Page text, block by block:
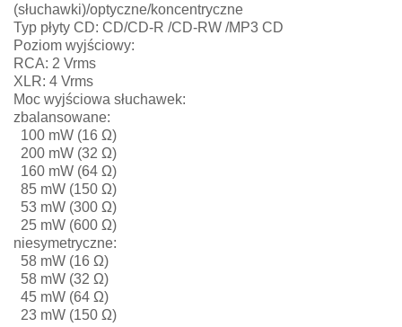
(słuchawki)/optyczne/koncentryczne
Typ płyty CD: CD/CD-R /CD-RW /MP3 CD
Poziom wyjściowy:
RCA: 2 Vrms
XLR: 4 Vrms
Moc wyjściowa słuchawek:
zbalansowane:
100 mW (16 Ω)
200 mW (32 Ω)
160 mW (64 Ω)
85 mW (150 Ω)
53 mW (300 Ω)
25 mW (600 Ω)
niesymetryczne:
58 mW (16 Ω)
58 mW (32 Ω)
45 mW (64 Ω)
23 mW (150 Ω)